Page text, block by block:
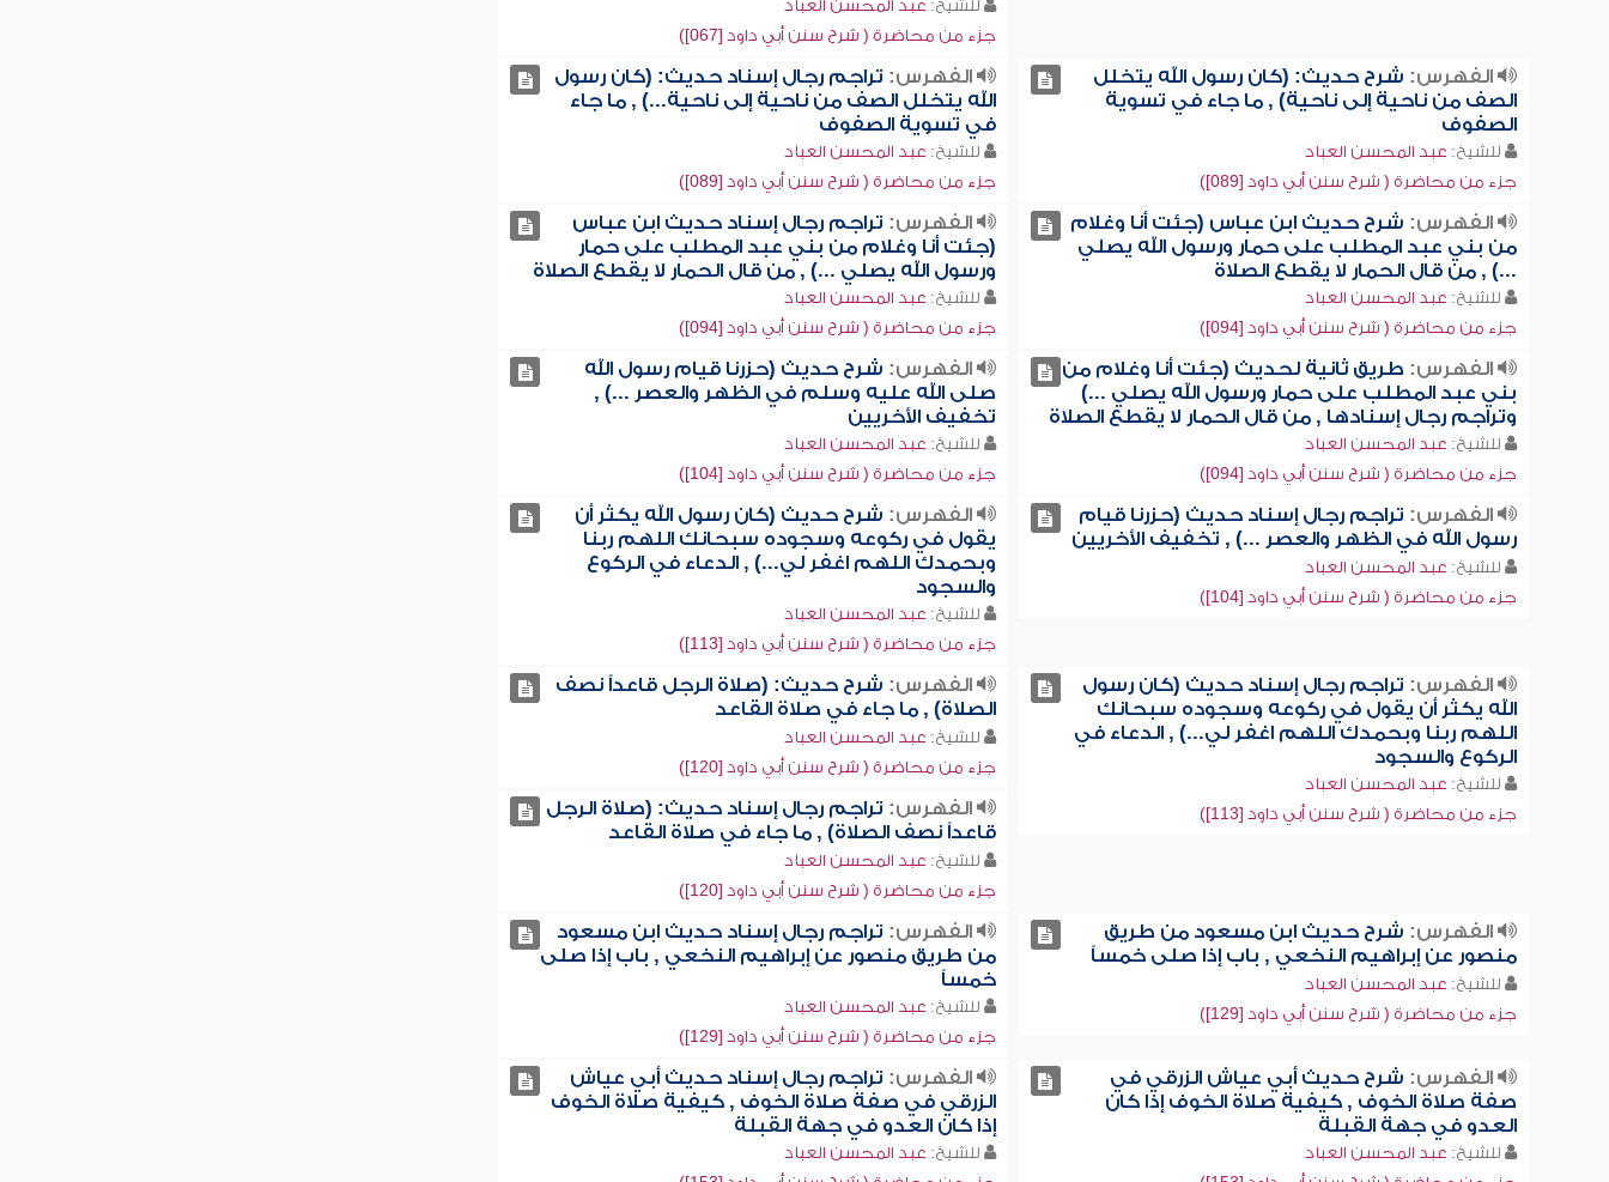
للشيخ: عبد المحسن العباد
جزء من محاضرة ( شرح سنن أبي داود [067])
الفهرس: شرح حديث: (كان رسول الله يتخلل
الصف من ناحية إلى ناحية) , ما جاء في تسوية
الصفوف
للشيخ: عبد المحسن العباد
جزء من محاضرة ( شرح سنن أبي داود [089])
الفهرس: تراجم رجال إسناد حديث: (كان رسول
الله يتخلل الصف من ناحية إلى ناحية...) , ما جاء
في تسوية الصفوف
للشيخ: عبد المحسن العباد
جزء من محاضرة ( شرح سنن أبي داود [089])
الفهرس: شرح حديث ابن عباس (جئت أنا وغلام
من بني عبد المطلب على حمار ورسول الله يصلي
...) , من قال الحمار لا يقطع الصلاة
للشيخ: عبد المحسن العباد
جزء من محاضرة ( شرح سنن أبي داود [094])
الفهرس: تراجم رجال إسناد حديث ابن عباس
(جئت أنا وغلام من بني عبد المطلب على حمار
ورسول الله يصلي ...) , من قال الحمار لا يقطع الصلاة
للشيخ: عبد المحسن العباد
جزء من محاضرة ( شرح سنن أبي داود [094])
الفهرس: طريق ثانية لحديث (جئت أنا وغلام من
بني عبد المطلب على حمار ورسول الله يصلي ...)
وتراجم رجال إسنادها , من قال الحمار لا يقطع الصلاة
للشيخ: عبد المحسن العباد
جزء من محاضرة ( شرح سنن أبي داود [094])
الفهرس: شرح حديث (حزرنا قيام رسول الله
صلى الله عليه وسلم في الظهر والعصر ...) ,
تخفيف الأخريين
للشيخ: عبد المحسن العباد
جزء من محاضرة ( شرح سنن أبي داود [104])
الفهرس: تراجم رجال إسناد حديث (حزرنا قيام
رسول الله في الظهر والعصر ...) , تخفيف الأخريين
للشيخ: عبد المحسن العباد
جزء من محاضرة ( شرح سنن أبي داود [104])
الفهرس: شرح حديث (كان رسول الله يكثر أن
يقول في ركوعه وسجوده سبحانك اللهم ربنا
وبحمدك اللهم اغفر لي...) , الدعاء في الركوع
والسجود
للشيخ: عبد المحسن العباد
جزء من محاضرة ( شرح سنن أبي داود [113])
الفهرس: تراجم رجال إسناد حديث (كان رسول
الله يكثر أن يقول في ركوعه وسجوده سبحانك
اللهم ربنا وبحمدك اللهم اغفر لي...) , الدعاء في
الركوع والسجود
للشيخ: عبد المحسن العباد
جزء من محاضرة ( شرح سنن أبي داود [113])
الفهرس: شرح حديث: (صلاة الرجل قاعداً نصف
الصلاة) , ما جاء في صلاة القاعد
للشيخ: عبد المحسن العباد
جزء من محاضرة ( شرح سنن أبي داود [120])
الفهرس: تراجم رجال إسناد حديث: (صلاة الرجل
قاعداً نصف الصلاة) , ما جاء في صلاة القاعد
للشيخ: عبد المحسن العباد
جزء من محاضرة ( شرح سنن أبي داود [120])
الفهرس: شرح حديث ابن مسعود من طريق
منصور عن إبراهيم النخعي , باب إذا صلى خمساً
للشيخ: عبد المحسن العباد
جزء من محاضرة ( شرح سنن أبي داود [129])
الفهرس: تراجم رجال إسناد حديث ابن مسعود
من طريق منصور عن إبراهيم النخعي , باب إذا صلى
خمساً
للشيخ: عبد المحسن العباد
جزء من محاضرة ( شرح سنن أبي داود [129])
الفهرس: شرح حديث أبي عياش الزرقي في
صفة صلاة الخوف , كيفية صلاة الخوف إذا كان
العدو في جهة القبلة
للشيخ: عبد المحسن العباد
الفهرس: تراجم رجال إسناد حديث أبي عياش
الزرقي في صفة صلاة الخوف , كيفية صلاة الخوف
إذا كان العدو في جهة القبلة
للشيخ: عبد المحسن العباد